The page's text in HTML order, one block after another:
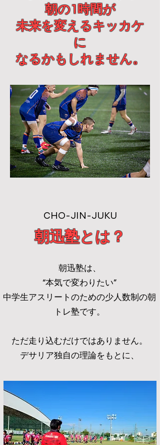
朝の1時間が
未来を変えるキッカケ
に
なるかもしれません。
CHO-JIN-JUKU
​朝迅塾とは？
朝迅塾は、
“本気で変わりたい”
中学生アスリートのための少人数制の朝
トレ塾です。
ただ走り込むだけではありません。
デサリア独自の理論をもとに、